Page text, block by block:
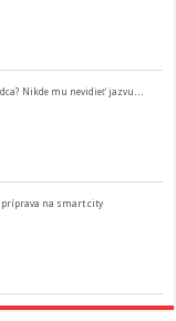
Nikde mu nevidieť jazvu…
príprava na smart city